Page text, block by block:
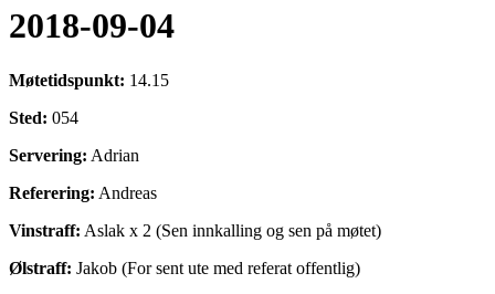
2018-09-04
Møtetidspunkt: 14.15
Sted: 054
Servering: Adrian
Referering: Andreas
Vinstraff: Aslak x 2 (Sen innkalling og sen på møtet)
Ølstraff: Jakob (For sent ute med referat offentlig)